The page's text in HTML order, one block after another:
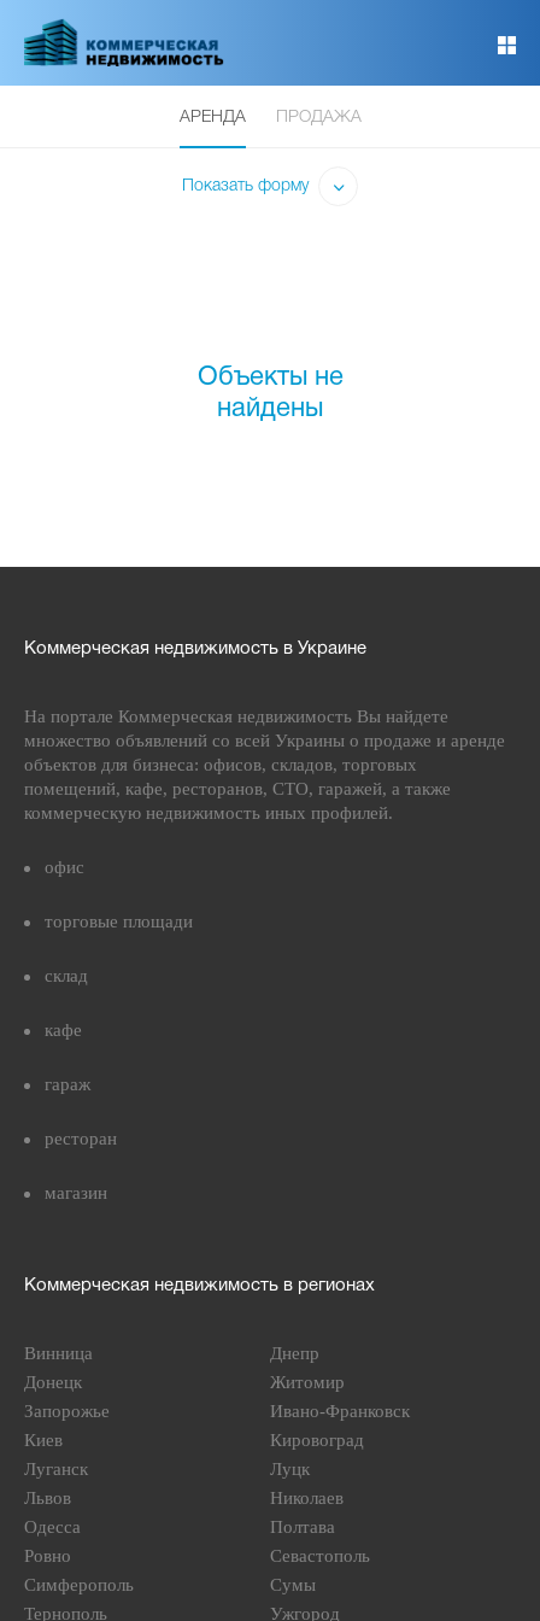
основному
АРЕНДА ПРОДАЖА
Показать форму
Объекты не
найдены
Коммерческая недвижимость в Украине
На портале Коммерческая недвижимость Вы найдете
множество объявлений со всей Украины о продаже и аренде
объектов для бизнеса: офисов, складов, торговых
помещений, кафе, ресторанов, СТО, гаражей, а также
коммерческую недвижимость иных профилей.
офис
торговые площади
склад
кафе
гараж
ресторан
магазин
Коммерческая недвижимость в регионах
Винница
Днепр
Донецк
Житомир
Запорожье
Ивано-Франковск
Киев
Кировоград
Луганск
Луцк
Львов
Николаев
Одесса
Полтава
Ровно
Севастополь
Симферополь
Сумы
Тернополь
Ужгород